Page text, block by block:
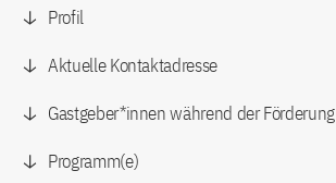
Profil
Aktuelle Kontaktadresse
Gastgeber*innen während der Förderung
Programm(e)